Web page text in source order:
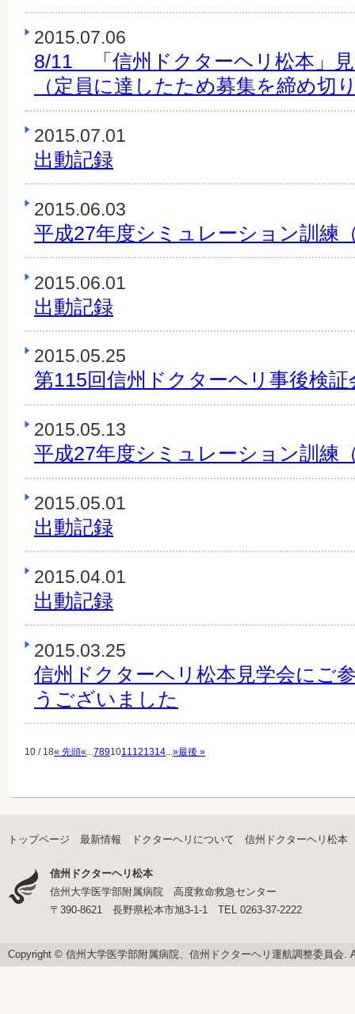
2015.07.06
8/11 「信州ドクターヘリ松本」
（定員に達したため募集を締め切
2015.07.01
出動記録
2015.06.03
平成27年度シミュレーション訓練
2015.06.01
出動記録
2015.05.25
第115回信州ドクターヘリ事後検証
2015.05.13
平成27年度シミュレーション訓練
2015.05.01
出動記録
2015.04.01
出動記録
2015.03.25
信州ドクターヘリ松本見学会にご
うございました
10 / 18« 先頭«...7891011121314...»最後 »
トップページ 最新情報 ドクターヘリについて 信州ドクターヘリ松本
信州ドクターヘリ松本
信州大学医学部附属病院 高度救命救急センター
〒390-8621 長野県松本市旭3-1-1 TEL 0263-37-2222
Copyright © 信州大学医学部附属病院、信州ドクターヘリ運航調整委員会.